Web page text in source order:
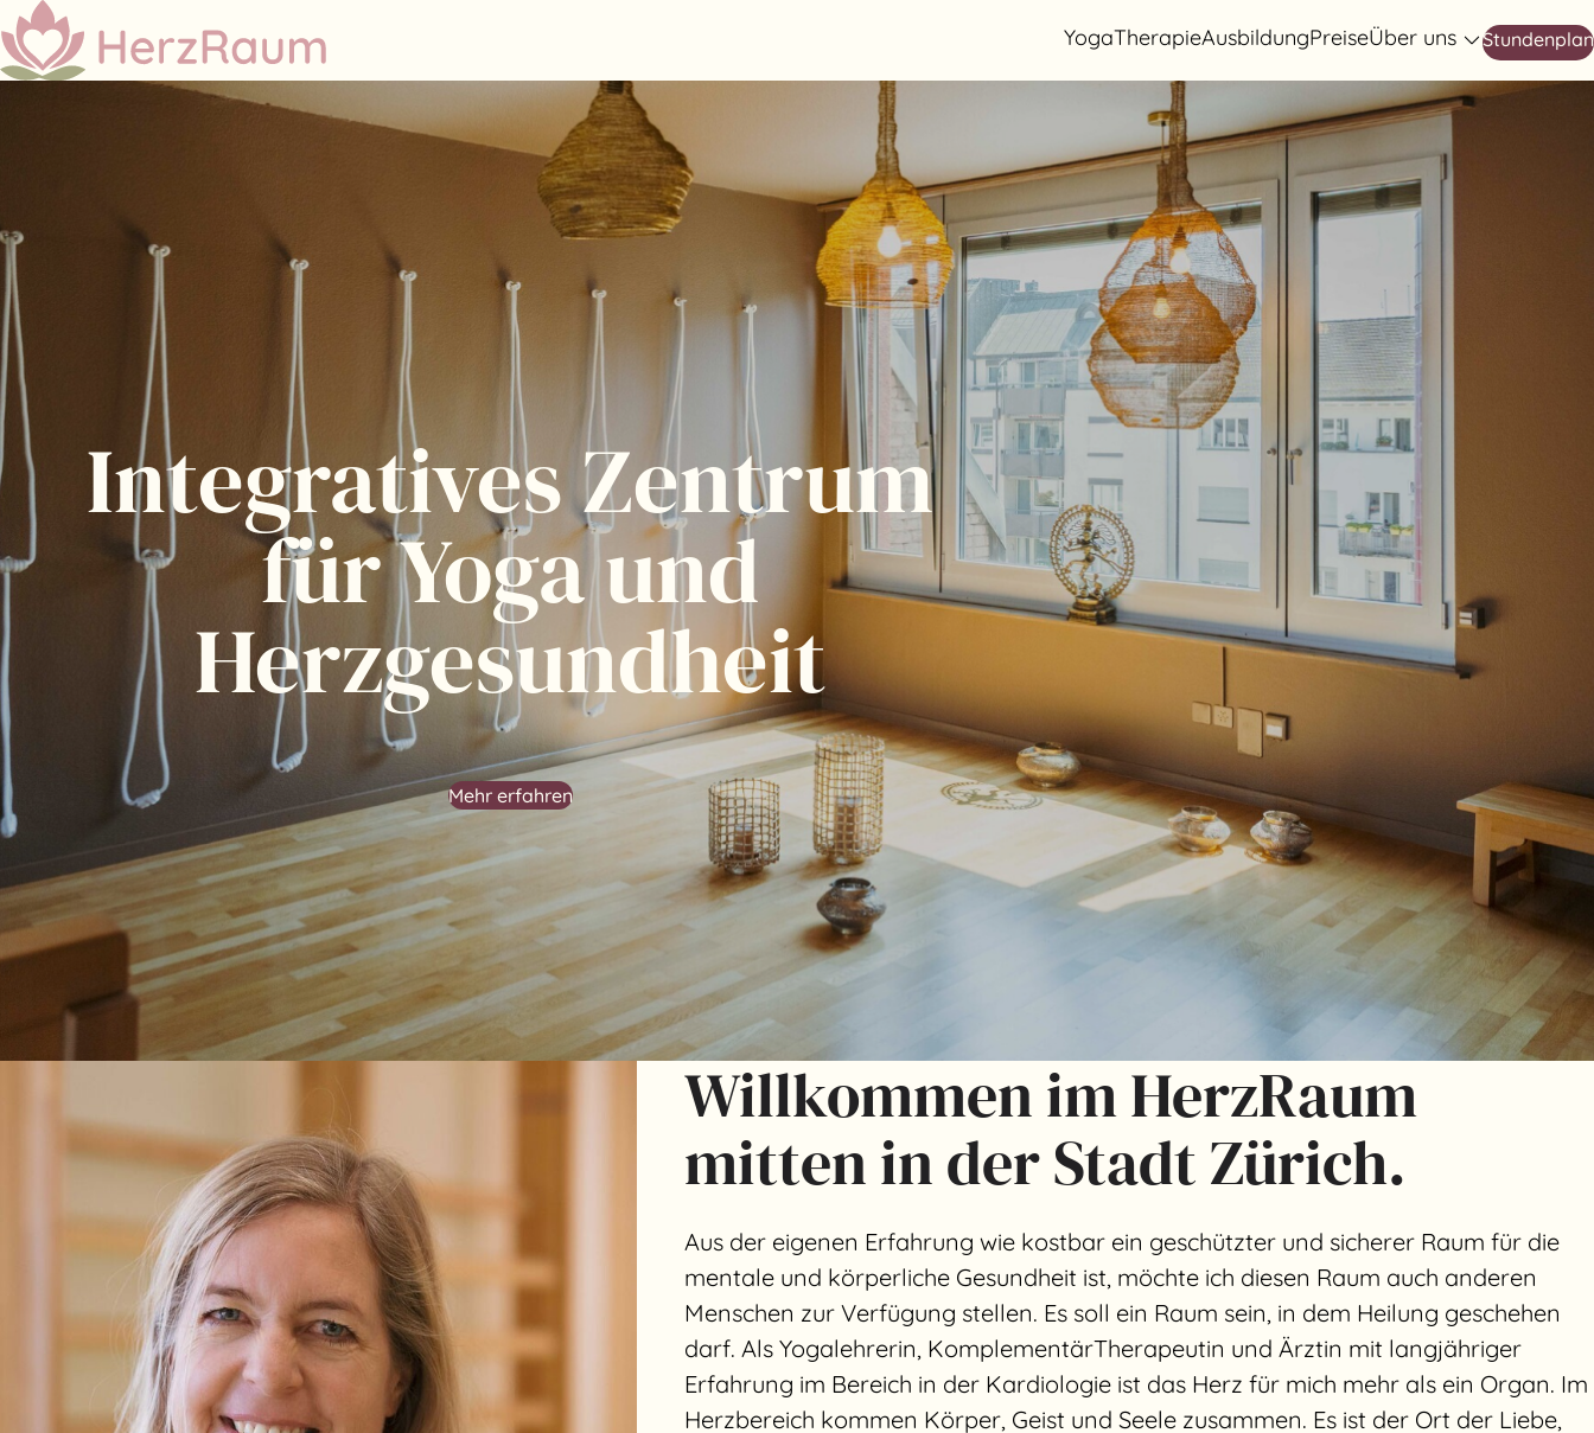
YogaTherapieAusbildungPreiseÜber uns Stundenplan
Integratives Zentrum
für Yoga und
Herzgesundheit
Mehr erfahren
Willkommen im HerzRaum
mitten in der Stadt Zürich.
Aus der eigenen Erfahrung wie kostbar ein geschützter und sicherer Raum für die
mentale und körperliche Gesundheit ist, möchte ich diesen Raum auch anderen
Menschen zur Verfügung stellen. Es soll ein Raum sein, in dem Heilung geschehen
darf. Als Yogalehrerin, KomplementärTherapeutin und Ärztin mit langjähriger
Erfahrung im Bereich in der Kardiologie ist das Herz für mich mehr als ein Organ. Im
Herzbereich kommen Körper, Geist und Seele zusammen. Es ist der Ort der Liebe,